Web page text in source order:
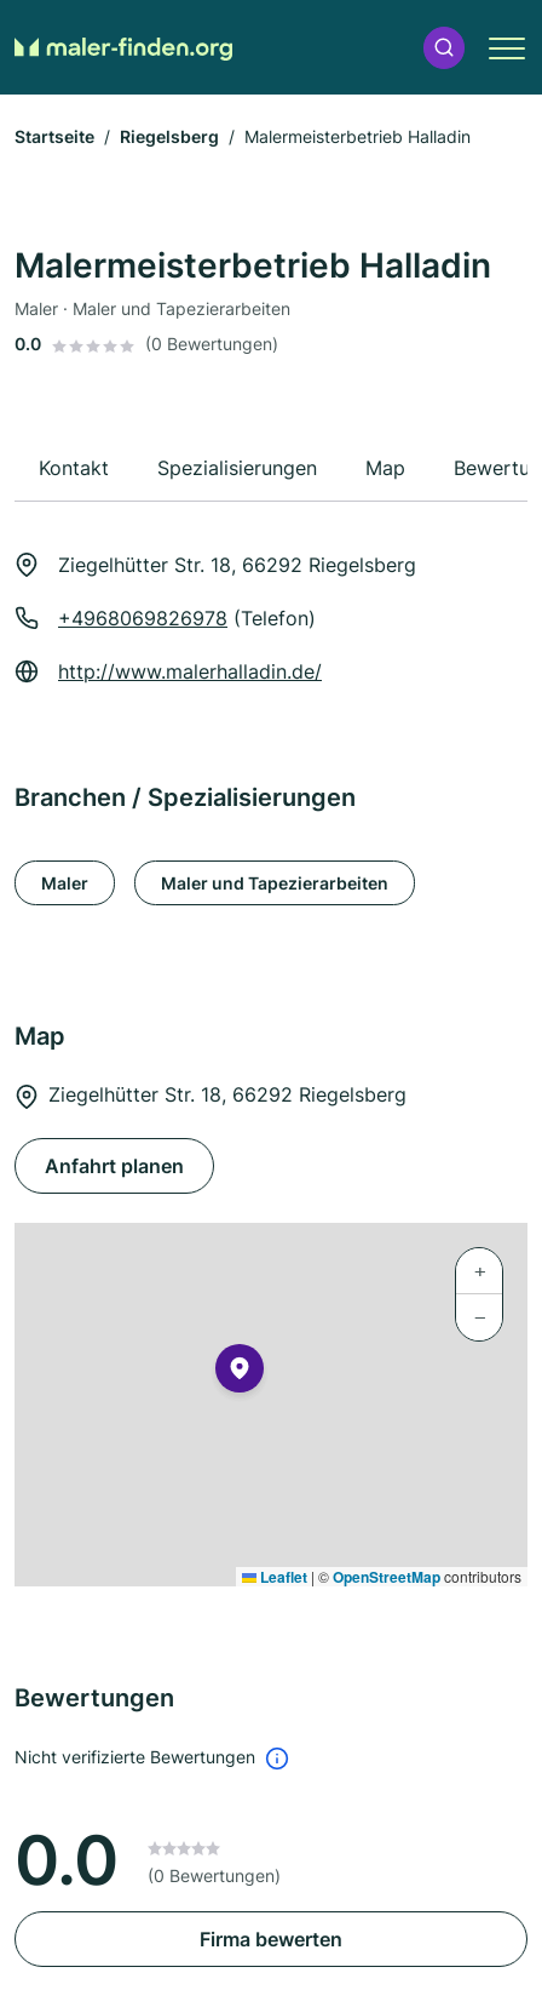
Startseite Riegelsberg Malermeisterbetrieb Halladin
Malermeisterbetrieb Halladin
Maler · Maler und Tapezierarbeiten
0.0
(0 Bewertungen)
Kontakt Spezialisierungen Map
Ziegelhütter Str. 18, 66292 Riegelsberg
+4968069826978 (Telefon)
http://www.malerhalladin.de/
Branchen / Spezialisierungen
Maler Maler und Tapezierarbeiten
Map
Ziegelhütter Str. 18, 66292 Riegelsberg
Anfahrt planen
+
−
Leaflet | ©OpenStreetMapcontributors
Bewertungen
Nicht verifizierte Bewertungen
0.0 (0 Bewertungen)
Firma bewerten